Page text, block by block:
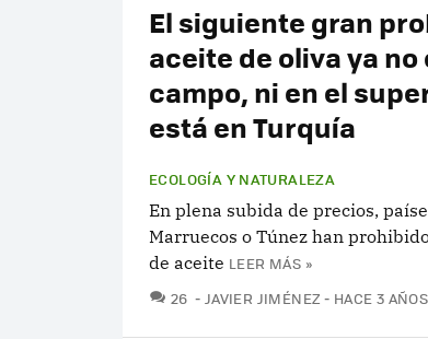
El siguiente gran
aceite de oliva ya no
campo, ni en el
está en Turquía
ECOLOGÍA Y NATURALEZA
En plena subida de precios,
Marruecos o Túnez han
de aceite LEER MÁS »
26 COMENTARIOS
JAVIER JIMÉNEZ HACE 3 AÑOS